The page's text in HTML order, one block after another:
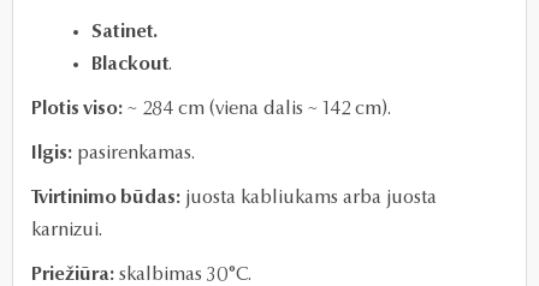
Satinet.
Blackout.
Plotis viso: ~ 284 cm (viena dalis ~ 142 cm).
Ilgis: pasirenkamas.
Tvirtinimo būdas: juosta kabliukams arba juosta
karnizui.
Priežiūra: skalbimas 30°C.